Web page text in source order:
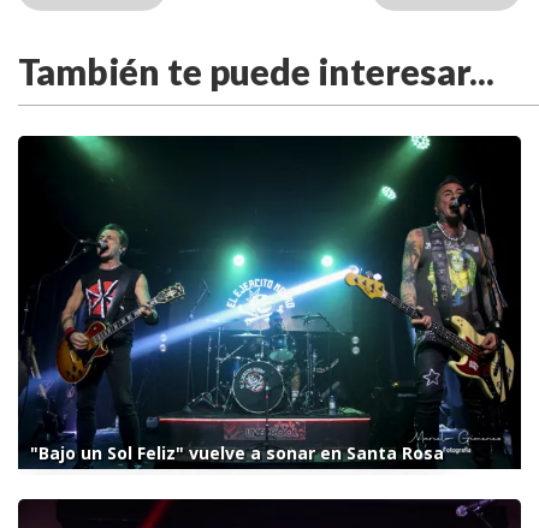
También te puede interesar...
"Bajo un Sol Feliz" vuelve a sonar en Santa Rosa